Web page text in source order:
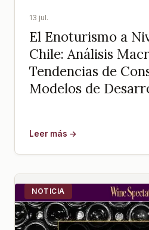
13 jul.
El Enoturismo a
Chile: Análisis
Tendencias de
Modelos de
Leer más →
NOTICIA